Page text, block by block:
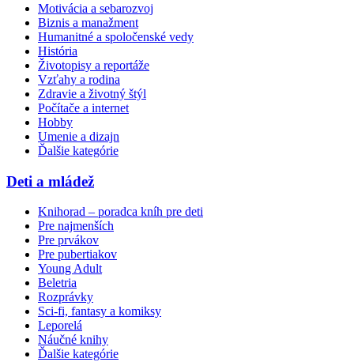
Motivácia a sebarozvoj
Biznis a manažment
Humanitné a spoločenské vedy
História
Životopisy a reportáže
Vzťahy a rodina
Zdravie a životný štýl
Počítače a internet
Hobby
Umenie a dizajn
Ďalšie kategórie
Deti a mládež
Knihorad – poradca kníh pre deti
Pre najmenších
Pre prvákov
Pre pubertiakov
Young Adult
Beletria
Rozprávky
Sci-fi, fantasy a komiksy
Leporelá
Náučné knihy
Ďalšie kategórie